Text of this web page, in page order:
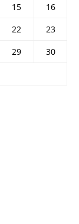
15
16
22
23
29
30